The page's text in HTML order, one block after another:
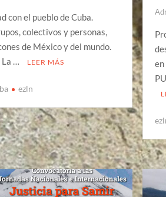
con el pueblo de Cuba.
colectivos y personas,
de México y del mundo.
…
LEER MÁS
ezln